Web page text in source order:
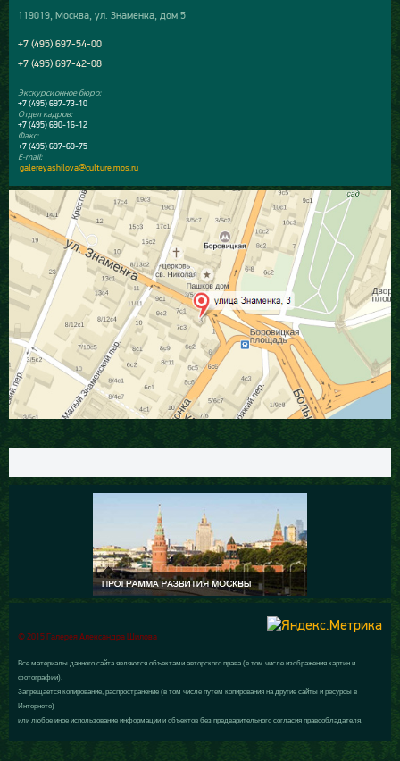
119019, Москва, ул. Знаменка, дом 5
+7 (495) 697-54-00
+7 (495) 697-42-08
Экскурсионное бюро:
+7 (495) 697-73-10
Отдел кадров:
+7 (495) 690-16-12
Факс:
+7 (495) 697-69-75
E-mail:
galereyashilova@culture.mos.ru
© 2015 Галерея Александра Шилова
Все материалы данного сайта являются объектами авторского права (в том числе изображения картин и
фотографии).
Запрещается копирование, распространение (в том числе путем копирования на другие сайты и ресурсы в
Интернете)
или любое иное использование информации и объектов без предварительного согласия правообладателя.